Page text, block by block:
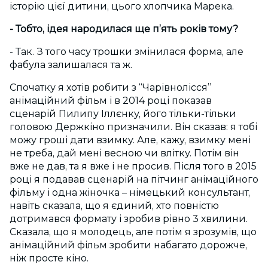
історію цієї дитини, цього хлопчика Марека.
- Тобто, ідея народилася ще п’ять років тому?
- Так. З того часу трошки змінилася форма, але
фабула залишалася та ж.
Спочатку я хотів робити з “Чарівнолісся”
анімаційний фільм і в 2014 році показав
сценарій Пилипу Іллєнку, його тільки-тільки
головою Держкіно призначили. Він сказав: я тобі
можу гроші дати взимку. Але, кажу, взимку мені
не треба, дай мені весною чи влітку. Потім він
вже не дав, та я вже і не просив. Після того в 2015
році я подавав сценарій на пітчинг анімаційного
фільму і одна жіночка – німецький консультант,
навіть сказала, що я єдиний, хто повністю
дотримався формату і зробив рівно 3 хвилини.
Сказала, що я молодець, але потім я зрозумів, що
анімаційний фільм зробити набагато дорожче,
ніж просте кіно.